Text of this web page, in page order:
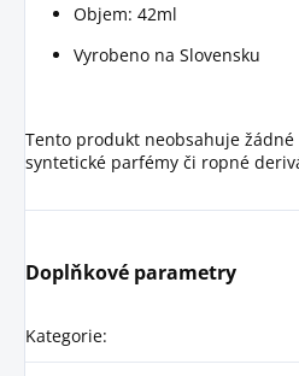
Objem: 42ml
Vyrobeno na Slovensku
Tento produkt neobsahuje žádné
syntetické parfémy či ropné
Doplňkové parametry
Kategorie: